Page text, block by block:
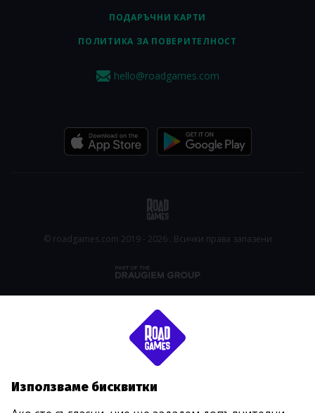
ПОДАРЪЧНИ КАРТИ
ПОЛИТИКА ЗА ПОВЕРИТЕЛНОСТ
hello@roadgames.com
© roadgames.com 2019 - 2026 . Всички права запазени
Използваме бисквитки